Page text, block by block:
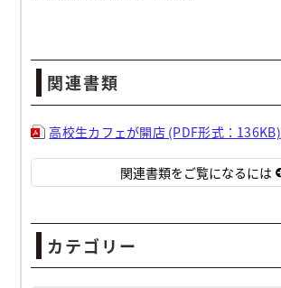
関連書類
高校生カフェが開店 (PDF形式：136KB)
関連書類をご覧になるには
カテゴリー